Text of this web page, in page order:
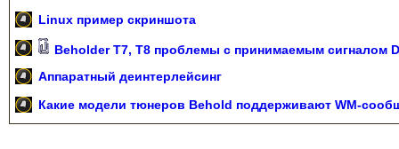
Linux пример скриншота
Beholder T7, T8 проблемы с принимаемым сигналом
Аппаратный деинтерлейсинг
Какие модели тюнеров Behold поддерживают WM-